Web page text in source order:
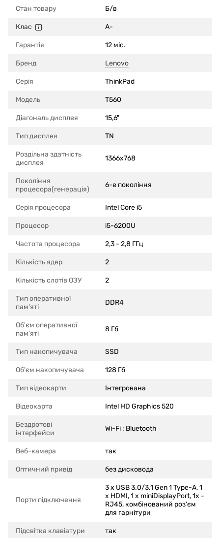
Стан товару Б/в
Клас A-
Гарантія 12 міс.
Бренд Lenovo
Серія ThinkPad
Модель T560
Діагональ дисплея 15,6"
Тип дисплея TN
Роздільна здатність
дисплея
1366x768
Покоління
процесора(генерація)
6-е покоління
Серія процесора Intel Core i5
Процесор i5-6200U
Частота процесора 2,3 - 2,8 ГГц
Кількість ядер 2
Кількість слотів ОЗУ 2
Тип оперативної
пам'яті
DDR4
Об'єм оперативної
пам'яті
8 Гб
Тип накопичувача SSD
Об'єм накопичувача 128 Гб
Тип відеокарти Інтегрована
Відеокарта Intel HD Graphics 520
Бездротові
інтерфейси
Wi-Fi ; Bluetooth
Веб-камера так
Оптичний привід без дисковода
Порти підключення
3 x USB 3.0/3.1 Gen 1 Type-A, 1
x HDMI, 1 x miniDisplayPort, 1x -
RJ45, комбінований роз’єм
для гарнітури
Підсвітка клавіатури так